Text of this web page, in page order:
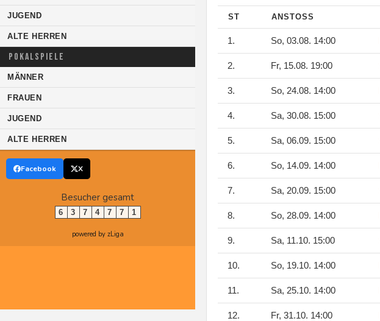
JUGEND
ALTE HERREN
POKALSPIELE
MÄNNER
FRAUEN
JUGEND
ALTE HERREN
Facebook X
Besucher gesamt
6 3 7 4 7 7 1
powered by zLiga
ST ANSTOSS
1. So, 03.08. 14:00
2. Fr, 15.08. 19:00
3. So, 24.08. 14:00
4. Sa, 30.08. 15:00
5. Sa, 06.09. 15:00
6. So, 14.09. 14:00
7. Sa, 20.09. 15:00
8. So, 28.09. 14:00
9. Sa, 11.10. 15:00
10. So, 19.10. 14:00
11. Sa, 25.10. 14:00
12. Fr, 31.10. 14:00